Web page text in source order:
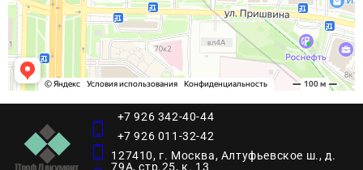
+7 926 342-40-44
+7 926 011-32-42
127410, г. Москва, Алтуфьевское ш., д.
79А, стр.25, к. 13​